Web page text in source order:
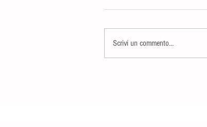
Scrivi un commento...